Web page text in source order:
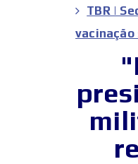
TBR |
vacinação